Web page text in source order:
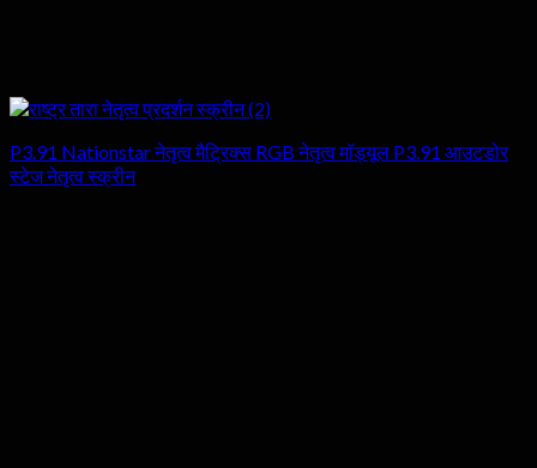
P3.91 Nationstar नेतृत्व मैट्रिक्स RGB नेतृत्व मॉड्यूल P3.91 आउटडोर
स्टेज नेतृत्व स्क्रीन